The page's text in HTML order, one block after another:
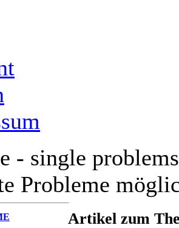
- single
Probleme
Artikel zum